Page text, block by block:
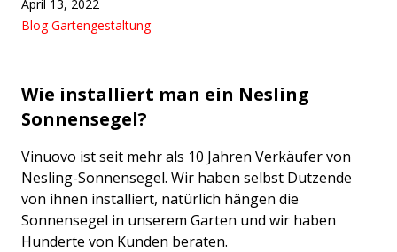
April 13, 2022
Blog Gartengestaltung
Wie installiert man ein Nesling
Sonnensegel?
Vinuovo ist seit mehr als 10 Jahren Verkäufer von
Nesling-Sonnensegel. Wir haben selbst Dutzende
von ihnen installiert, natürlich hängen die
Sonnensegel in unserem Garten und wir haben
Hunderte von Kunden beraten.